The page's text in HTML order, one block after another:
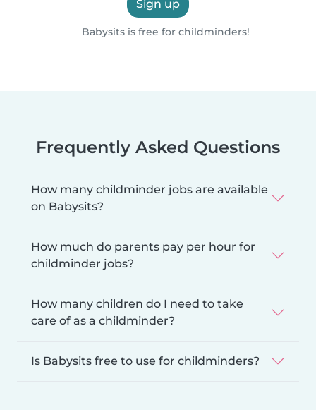
Sign up
Babysits is free for childminders!
Frequently Asked Questions
How many childminder jobs are available
on Babysits?
How much do parents pay per hour for
childminder jobs?
How many children do I need to take
care of as a childminder?
Is Babysits free to use for childminders?